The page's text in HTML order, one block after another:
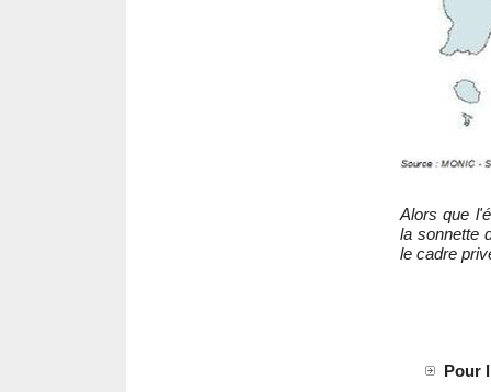
Alors que
la sonnette
le cadre
Pour